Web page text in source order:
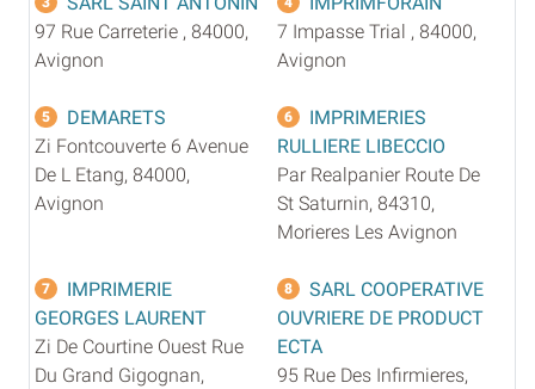
97 Rue Carreterie , 84000,
Avignon
7 Impasse Trial , 84000,
Avignon
5
DEMARETS
Zi Fontcouverte 6 Avenue
De L Etang, 84000,
Avignon
6
IMPRIMERIES
RULLIERE LIBECCIO
Par Realpanier Route De
St Saturnin, 84310,
Morieres Les Avignon
7
IMPRIMERIE
GEORGES LAURENT
Zi De Courtine Ouest Rue
Du Grand Gigognan,
8
SARL COOPERATIVE
OUVRIERE DE PRODUCT
ECTA
95 Rue Des Infirmieres,